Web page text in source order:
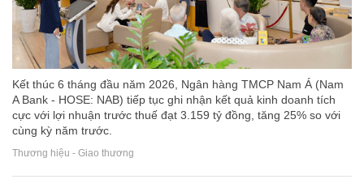
Kết thúc 6 tháng đầu năm 2026, Ngân hàng TMCP Nam Á (Nam
A Bank - HOSE: NAB) tiếp tục ghi nhận kết quả kinh doanh tích
cực với lợi nhuận trước thuế đạt 3.159 tỷ đồng, tăng 25% so với
cùng kỳ năm trước.
Thương hiệu - Giao thương